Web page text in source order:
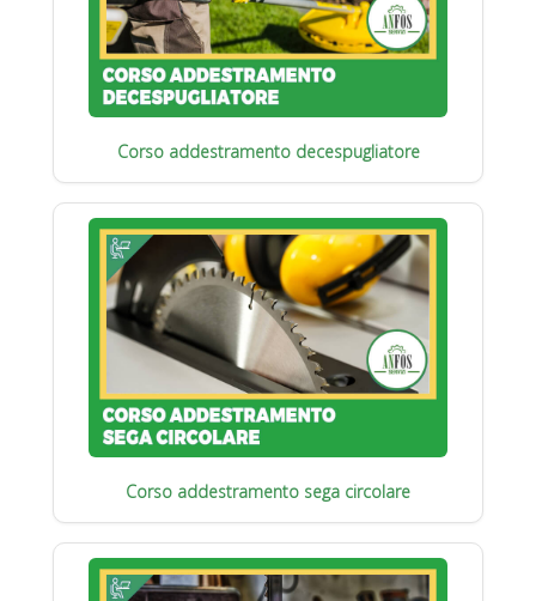
Corso addestramento decespugliatore
Corso addestramento sega circolare